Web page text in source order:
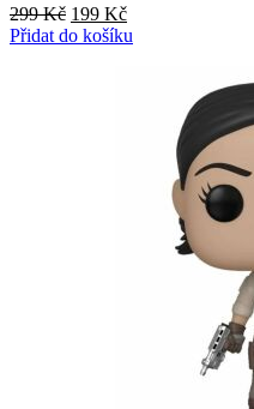
299Kč Původní
cena
199 KčAktuální
cena
Přidat do košíku